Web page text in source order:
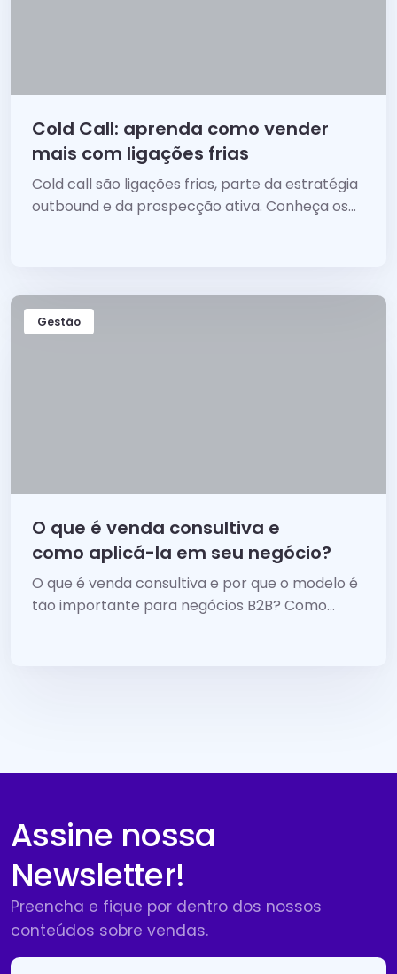
Cold Call: aprenda como vender
mais com ligações frias
Cold call são ligações frias, parte da estratégia
outbound e da prospecção ativa. Conheça os
Gestão
O que é venda consultiva e
como aplicá-la em seu negócio?
O que é venda consultiva e por que o modelo é
tão importante para negócios B2B? Como
Assine nossa
Newsletter!
Preencha e fique por dentro dos nossos
conteúdos sobre vendas.